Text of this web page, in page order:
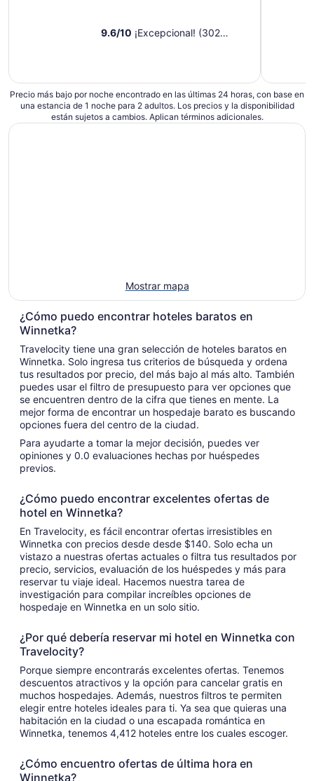
9.6/10 ¡Excepcional! (302
Precio más bajo por noche encontrado en las últimas 24 horas, con base en
una estancia de 1 noche para 2 adultos. Los precios y la disponibilidad
están sujetos a cambios. Aplican términos adicionales.
Mostrar mapa
¿Cómo puedo encontrar hoteles baratos en
Winnetka?
Travelocity tiene una gran selección de hoteles baratos en
Winnetka. Solo ingresa tus criterios de búsqueda y ordena
tus resultados por precio, del más bajo al más alto. También
puedes usar el filtro de presupuesto para ver opciones que
se encuentren dentro de la cifra que tienes en mente. La
mejor forma de encontrar un hospedaje barato es buscando
opciones fuera del centro de la ciudad.
Para ayudarte a tomar la mejor decisión, puedes ver
opiniones y 0.0 evaluaciones hechas por huéspedes
previos.
¿Cómo puedo encontrar excelentes ofertas de
hotel en Winnetka?
En Travelocity, es fácil encontrar ofertas irresistibles en
Winnetka con precios desde desde $140. Solo echa un
vistazo a nuestras ofertas actuales o filtra tus resultados por
precio, servicios, evaluación de los huéspedes y más para
reservar tu viaje ideal. Hacemos nuestra tarea de
investigación para compilar increíbles opciones de
hospedaje en Winnetka en un solo sitio.
¿Por qué debería reservar mi hotel en Winnetka con
Travelocity?
Porque siempre encontrarás excelentes ofertas. Tenemos
descuentos atractivos y la opción para cancelar gratis en
muchos hospedajes. Además, nuestros filtros te permiten
elegir entre hoteles ideales para ti. Ya sea que quieras una
habitación en la ciudad o una escapada romántica en
Winnetka, tenemos 4,412 hoteles entre los cuales escoger.
¿Cómo encuentro ofertas de última hora en
Winnetka?